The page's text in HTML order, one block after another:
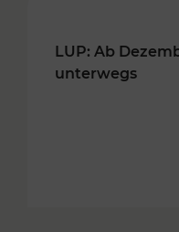
LUP: Ab
unterwegs